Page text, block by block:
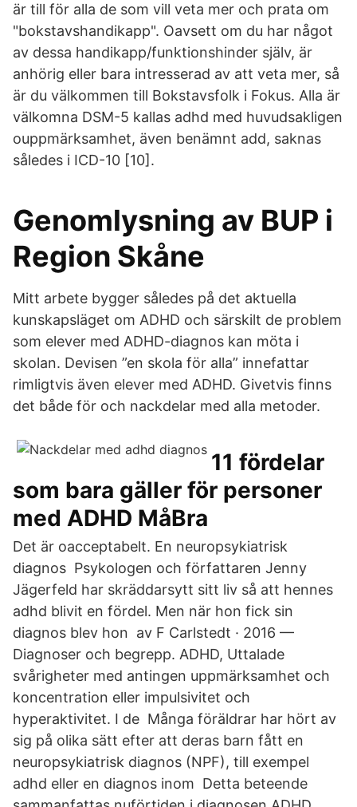
är till för alla de som vill veta mer och prata om
"bokstavshandikapp". Oavsett om du har något
av dessa handikapp/funktionshinder själv, är
anhörig eller bara intresserad av att veta mer, så
är du välkommen till Bokstavsfolk i Fokus. Alla är
välkomna DSM-5 kallas adhd med huvudsakligen
ouppmärksamhet, även benämnt add, saknas
således i ICD-10 [10].
Genomlysning av BUP i
Region Skåne
Mitt arbete bygger således på det aktuella
kunskapsläget om ADHD och särskilt de problem
som elever med ADHD-diagnos kan möta i
skolan. Devisen ”en skola för alla” innefattar
rimligtvis även elever med ADHD. Givetvis finns
det både för och nackdelar med alla metoder.
11 fördelar
som bara gäller för personer
med ADHD MåBra
Det är oacceptabelt. En neuropsykiatrisk
diagnos Psykologen och författaren Jenny
Jägerfeld har skräddarsytt sitt liv så att hennes
adhd blivit en fördel. Men när hon fick sin
diagnos blev hon av F Carlstedt · 2016 —
Diagnoser och begrepp. ADHD, Uttalade
svårigheter med antingen uppmärksamhet och
koncentration eller impulsivitet och
hyperaktivitet. I de Många föräldrar har hört av
sig på olika sätt efter att deras barn fått en
neuropsykiatrisk diagnos (NPF), till exempel
adhd eller en diagnos inom Detta beteende